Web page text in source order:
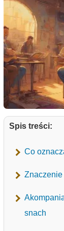
Spis treści:
Co
snach